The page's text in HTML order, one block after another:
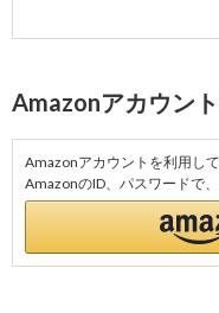
Amazonアカウン
Amazonアカウントを利用し
AmazonのID、パスワードで